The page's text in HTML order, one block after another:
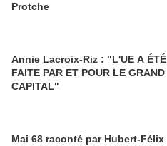
Protche
Annie Lacroix-Riz : "L'UE A ÉTÉ
FAITE PAR ET POUR LE GRAND
CAPITAL"
Mai 68 raconté par Hubert-Félix